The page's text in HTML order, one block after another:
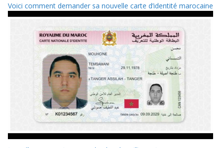
Voici comment demander sa nouvelle carte d’identité marocaine